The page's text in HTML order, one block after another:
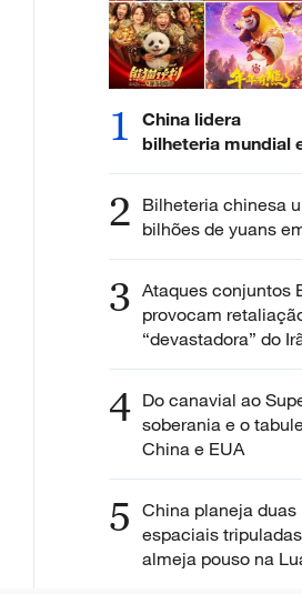
1
China lidera
bilheteria mundial
2 Bilheteria chinesa
bilhões de yuans
3 Ataques conjuntos
provocam
“devastadora” do
4 Do canavial ao
soberania e o
China e EUA
5 China planeja duas
espaciais
almeja pouso na